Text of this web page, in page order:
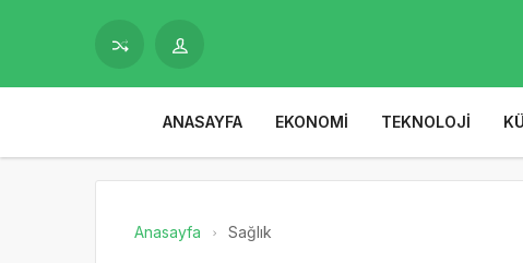
ANASAYFA EKONOMI TEKNOLOJI
Anasayfa Sağlık